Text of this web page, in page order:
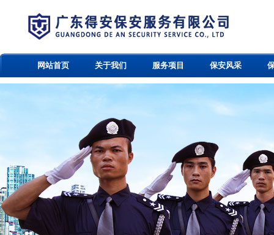
网站首页 关于我们 服务项目 保安风采